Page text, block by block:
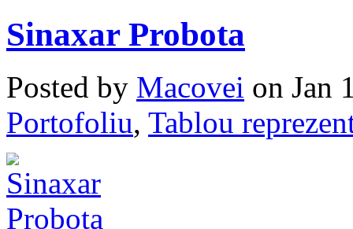
Sinaxar Probota
Posted by Macovei on Jan
Portofoliu, Tablou